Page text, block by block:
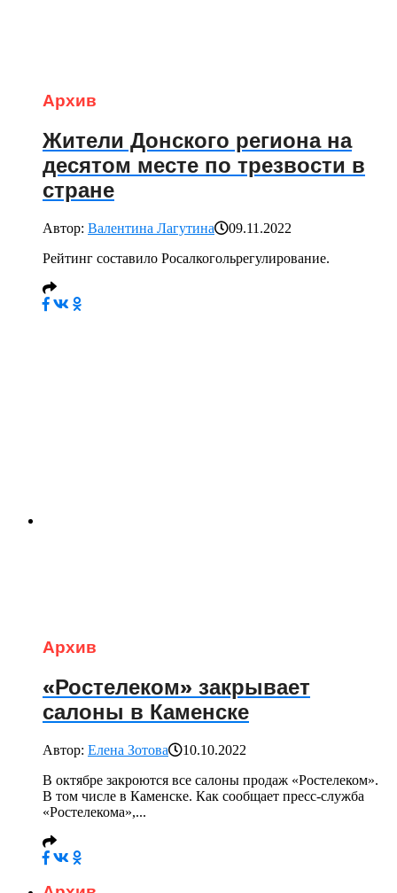
Архив
Жители Донского региона на
десятом месте по трезвости в
стране
Автор: Валентина Лагутина
09.11.2022
Рейтинг составило Росалкогольрегулирование.
Архив
«Ростелеком» закрывает
салоны в Каменске
Автор: Елена Зотова
10.10.2022
В октябре закроются все салоны продаж «Ростелеком».
В том числе в Каменске. Как сообщает пресс-служба
«Ростелекома»,...